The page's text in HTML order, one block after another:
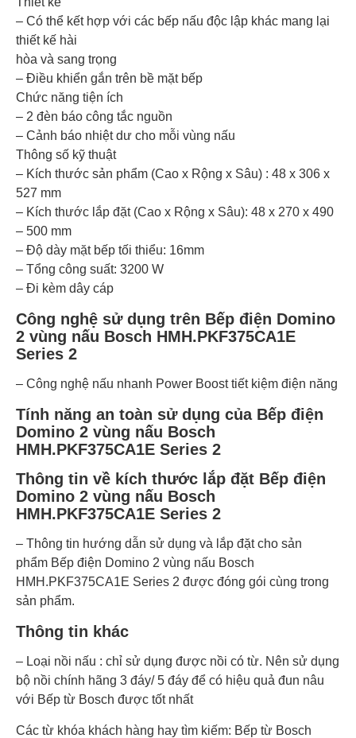
– Có thể kết hợp với các bếp nấu độc lập khác mang lại
thiết kế hài
hòa và sang trọng
– Điều khiển gắn trên bề mặt bếp
Chức năng tiện ích
– 2 đèn báo công tắc nguồn
– Cảnh báo nhiệt dư cho mỗi vùng nấu
Thông số kỹ thuật
– Kích thước sản phẩm (Cao x Rộng x Sâu) : 48 x 306 x
527 mm
– Kích thước lắp đặt (Cao x Rộng x Sâu): 48 x 270 x 490
– 500 mm
– Độ dày mặt bếp tối thiểu: 16mm
– Tổng công suất: 3200 W
– Đi kèm dây cáp
Công nghệ sử dụng trên Bếp điện Domino
2 vùng nấu Bosch HMH.PKF375CA1E
Series 2
– Công nghệ nấu nhanh Power Boost tiết kiệm điện năng
Tính năng an toàn sử dụng của Bếp điện
Domino 2 vùng nấu Bosch
HMH.PKF375CA1E Series 2
Thông tin về kích thước lắp đặt Bếp điện
Domino 2 vùng nấu Bosch
HMH.PKF375CA1E Series 2
– Thông tin hướng dẫn sử dụng và lắp đặt cho sản
phẩm Bếp điện Domino 2 vùng nấu Bosch
HMH.PKF375CA1E Series 2 được đóng gói cùng trong
sản phẩm.
Thông tin khác
– Loại nồi nấu : chỉ sử dụng được nồi có từ. Nên sử dụng
bộ nồi chính hãng 3 đáy/ 5 đáy để có hiệu quả đun nâu
với Bếp từ Bosch được tốt nhất
Các từ khóa khách hàng hay tìm kiếm: Bếp từ Bosch